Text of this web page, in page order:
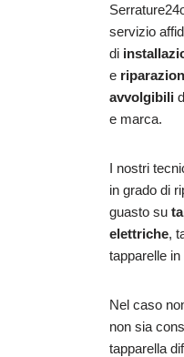
servizio
di
e
avvolgibili
e marca.
I nostri
in grado di
guasto su
elettriche,
tapparelle
Nel caso
non sia
tapparella